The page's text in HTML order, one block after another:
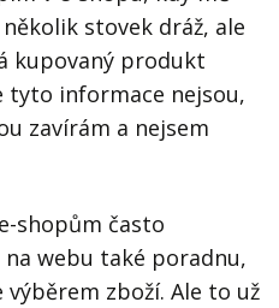
stovek dráž, ale
kupovaný produkt
tyto informace nejsou,
zavírám a nejsem
shopům často
webu také poradnu,
zboží. Ale to už